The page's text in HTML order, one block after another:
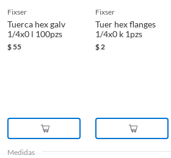
fixser
Tuerca hex galv
1/4x0 l 100pzs
$55
fixser
Tuer hex flanges
1/4x0 k 1pzs
$ 2
Medidas